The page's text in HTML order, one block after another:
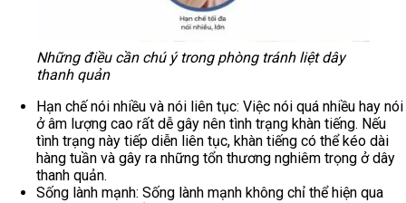
Những điều cần chú ý trong phòng tránh liệt dây
thanh quản
Hạn chế nói nhiều và nói liên tục: Việc nói quá nhiều hay nói
ở âm lượng cao rất dễ gây nên tình trạng khàn tiếng. Nếu
tình trạng này tiếp diễn liên tục, khàn tiếng có thể kéo dài
hàng tuần và gây ra những tổn thương nghiêm trọng ở dây
thanh quản.
Sống lành mạnh: Sống lành mạnh không chỉ thể hiện qua